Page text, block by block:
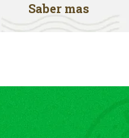
Saber mas